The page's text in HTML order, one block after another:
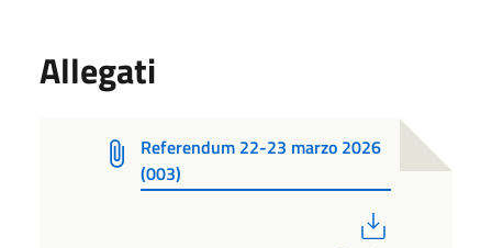
Allegati
Referendum 22-23 marzo 2026
(003)